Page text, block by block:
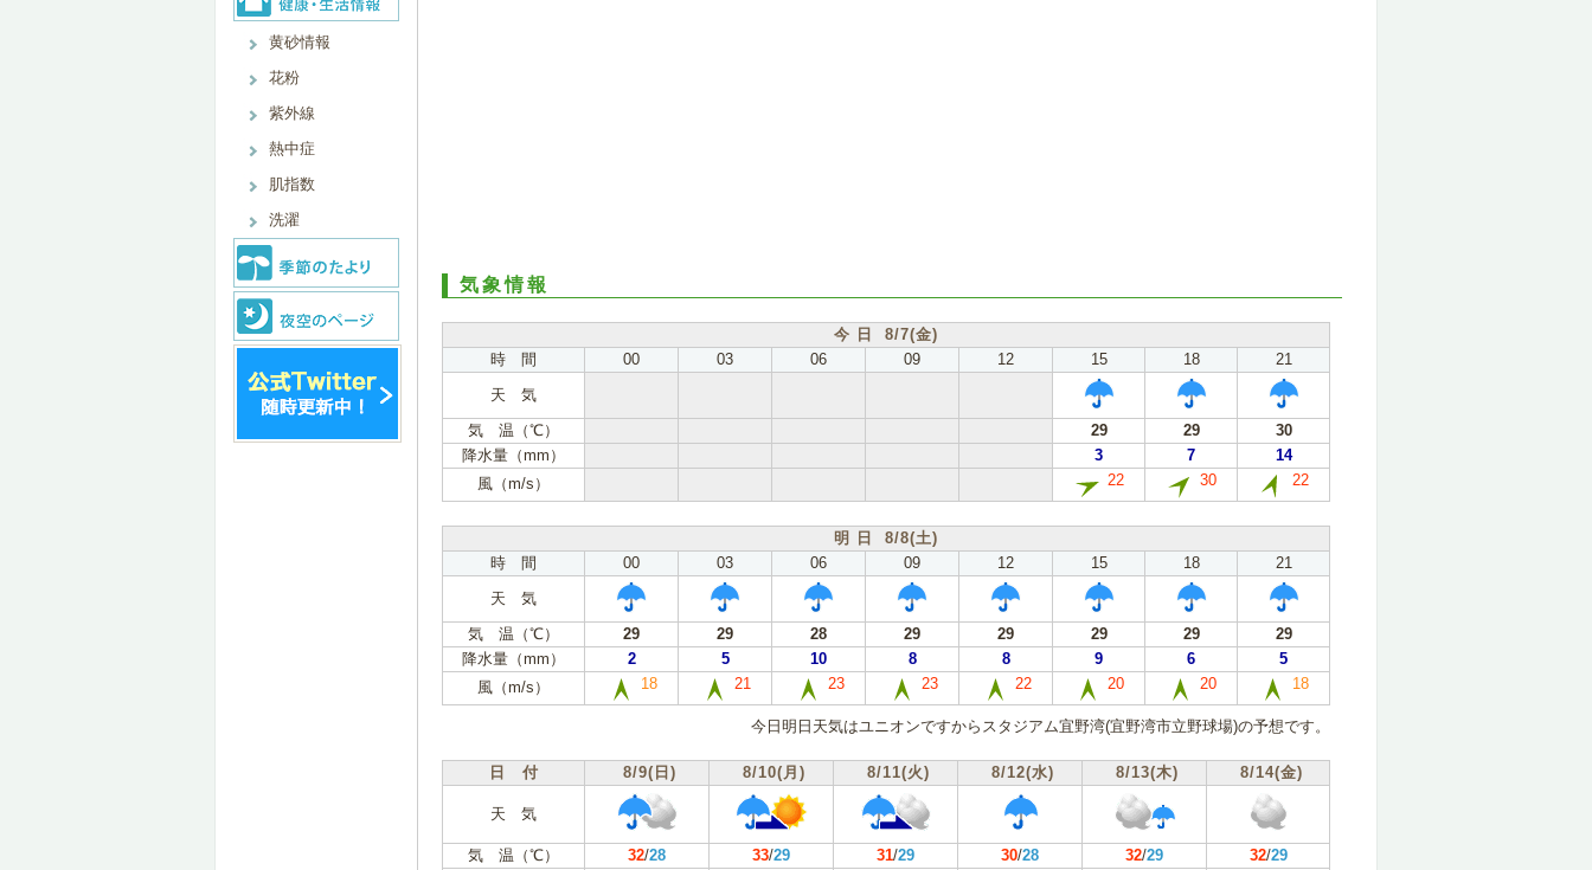
黄砂情報
花粉
紫外線
熱中症
肌指数
洗濯
気象情報
今 日 8/7(金)
時 間
00 03 06 09 12 15 18
21
天 気
気 温（℃）
29 29
30
降水量（mm）
3 7
14
風（m/s）
22 30 22
明 日 8/8(土)
時 間
00 03 06 09 12 15 18
21
天 気
気 温（℃）
29 29 28 29 29 29 29
29
降水量（mm）
2 5 10 8 8 9 6
5
風（m/s）
18 21 23 23 22 20 20 18
今日明日天気はユニオンですからスタジアム宜野湾(宜野湾市立野球場)の予想です。
日 付 8/9(日) 8/10(月) 8/11(火) 8/12(水) 8/13(木) 8/14(金)
天 気
気 温（℃） 32/28 33/29 31/29 30/28 32/29 32/29